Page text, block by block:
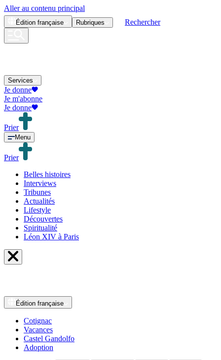
Aller au contenu principal
Édition française Rubriques Rechercher
Services
Je donne
Je m'abonne
Je donne
Prier
Menu
Prier
Belles histoires
Interviews
Tribunes
Actualités
Lifestyle
Découvertes
Spiritualité
Léon XIV à Paris
Édition française
Cotignac
Vacances
Castel Gandolfo
Adoption